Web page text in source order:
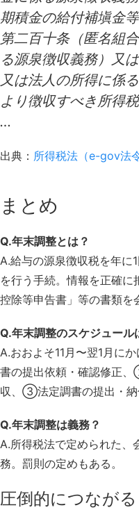
期積金の給付補塡金
第二百十条（匿名組
る源泉徴収義務）又
又は法人の所得に係
より徴収すべき所得
…
出典： 所得税法（e-gov法
まとめ
Q.年末調整とは？
A.給与の源泉徴収税を年に
を行う手続。情報を正確
控除等申告書」等の書類を
Q.年末調整のスケジュール
A.おおよそ11月〜翌1月に
書の提出依頼・確認修正
収、③法定調書の提出・納
Q.年末調整は義務？
A.所得税法で定められた、
務。罰則の定めもある。
圧倒的につなが